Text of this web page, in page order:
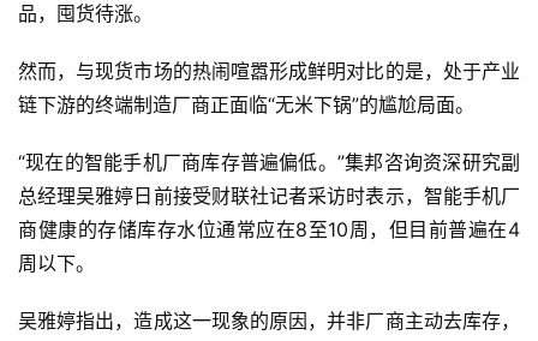
品，囤货待涨。
然而，与现货市场的热闹喧嚣形成鲜明对比的是，处于产业
链下游的终端制造厂商正面临“无米下锅”的尴尬局面。
“现在的智能手机厂商库存普遍偏低。”集邦咨询资深研究副
总经理吴雅婷日前接受财联社记者采访时表示，智能手机厂
商健康的存储库存水位通常应在8至10周，但目前普遍在4
周以下。
吴雅婷指出，造成这一现象的原因，并非厂商主动去库存，